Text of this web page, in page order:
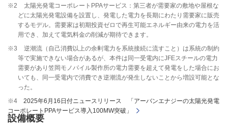
※2
太陽光発電コーポレートPPAサービス：第三者が需要家の敷地や屋根な
どに太陽光発電設備を設置し、発電した電力を長期にわたり需要家に販売
するモデル。需要家は初期投資ゼロで再生可能エネルギー由来の電力を活
用でき、加えて電気料金の削減が期待できます。
※3
逆潮流（自己消費以上の余剰電力を系統接続に流すこと）は系統の制約
等で実施できない場合があるが、本件は同一受電内にJFEスチールの電力
需要があり笠岡モノパイル製作所の電力需要を超えて発電をした場合にお
いても、同一受電内で消費でき逆潮流が発生しないことから増設可能とな
った。
※4 2025年6月16日付ニュースリリース 「アーバンエナジーの太陽光発電
コーポレートPPAサービス導入100MW突破」
設備概要